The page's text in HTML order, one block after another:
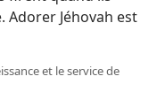
Adorer Jéhovah est
et le service de